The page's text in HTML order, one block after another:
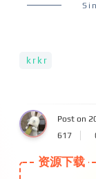
krkr
Post on
617
资源下载